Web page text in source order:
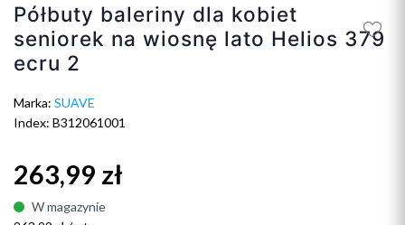
Półbuty baleriny dla kobiet
seniorek na wiosnę lato Helios 379
ecru 2
Marka: SUAVE
Index: B312061001
263,99 zł
W magazynie